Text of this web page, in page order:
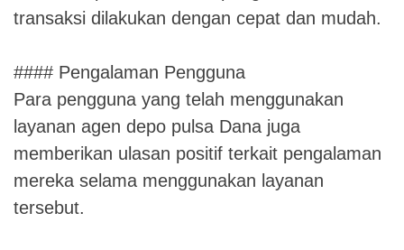
transaksi dilakukan dengan cepat dan mudah.
#### Pengalaman Pengguna
Para pengguna yang telah menggunakan
layanan agen depo pulsa Dana juga
memberikan ulasan positif terkait pengalaman
mereka selama menggunakan layanan
tersebut.